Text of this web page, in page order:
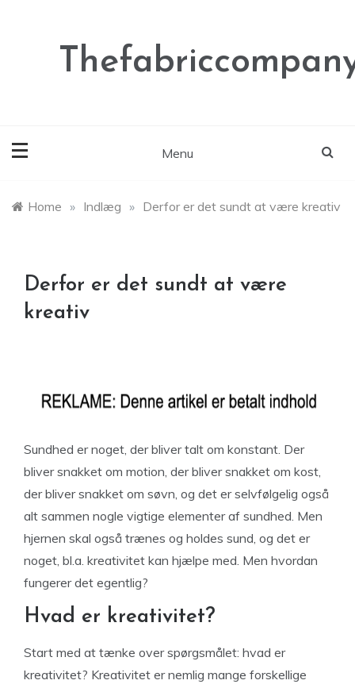
Menu
Home » Indlæg » Derfor er det sundt at være kreativ
Derfor er det sundt at være
kreativ
Sundhed er noget, der bliver talt om konstant. Der
bliver snakket om motion, der bliver snakket om kost,
der bliver snakket om søvn, og det er selvfølgelig også
alt sammen nogle vigtige elementer af sundhed. Men
hjernen skal også trænes og holdes sund, og det er
noget, bl.a. kreativitet kan hjælpe med. Men hvordan
fungerer det egentlig?
Hvad er kreativitet?
Start med at tænke over spørgsmålet: hvad er
kreativitet? Kreativitet er nemlig mange forskellige